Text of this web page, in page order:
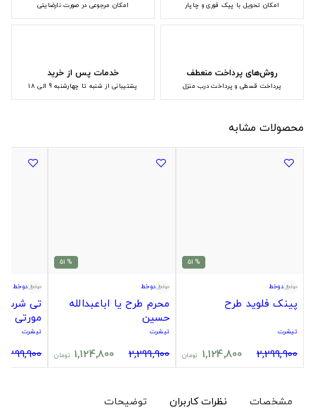
امکان تحویل با پیک فوری و چاپار امکان مرجوعی در صورت نارضایتی
روش‌های پرداخت منعطف
پرداخت قسطی و پرداخت درب منزل
خدمات پس از خرید
پشتیبانی از شنبه تا چهارشنبه 9 الی 18
محصولات مشابه
% 51
دوخط
پینک فلوید طرح
تیشرت
2,299,900
1,124,800 تومان
% 51
دوخط
محرم طرح یا اباعبدالله
حسین
تیشرت
2,299,900
1,124,800 تومان
دوخط
تی شرت
مورتی
تیشرت
2,299,900
مشخصات نظرات کاربران توضیحات